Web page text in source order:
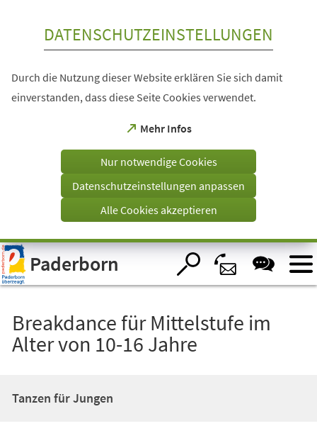
Visuelle
Assistenzsoftware
öffnen.
DATENSCHUTZEINSTELLUNGEN
Durch die Nutzung dieser Website erklären Sie sich damit
einverstanden, dass diese Seite Cookies verwendet.
Mehr Infos
(Öffnet
einem
Tab)
Nur notwendige Cookies
Datenschutzeinstellungen anpassen
Alle Cookies akzeptieren
Paderborn
Breakdance für Mittelstufe im
Alter von 10-16 Jahre
Tanzen für Jungen